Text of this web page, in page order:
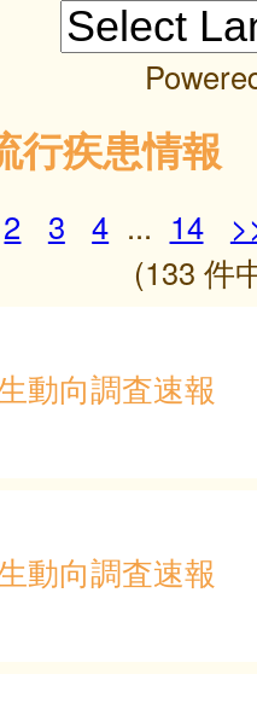
行疾患情報
2 3 4 ... 14
(133 件
動向調査速報
動向調査速報